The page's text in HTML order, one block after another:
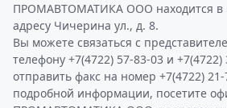
ПРОМАВТОМАТИКА ООО находится в
адресу Чичерина ул., д. 8.
Вы можете связаться с
телефону +7(4722) 57-83-03 и
отправить факс на номер +7(4722)
подробной информации, посетите